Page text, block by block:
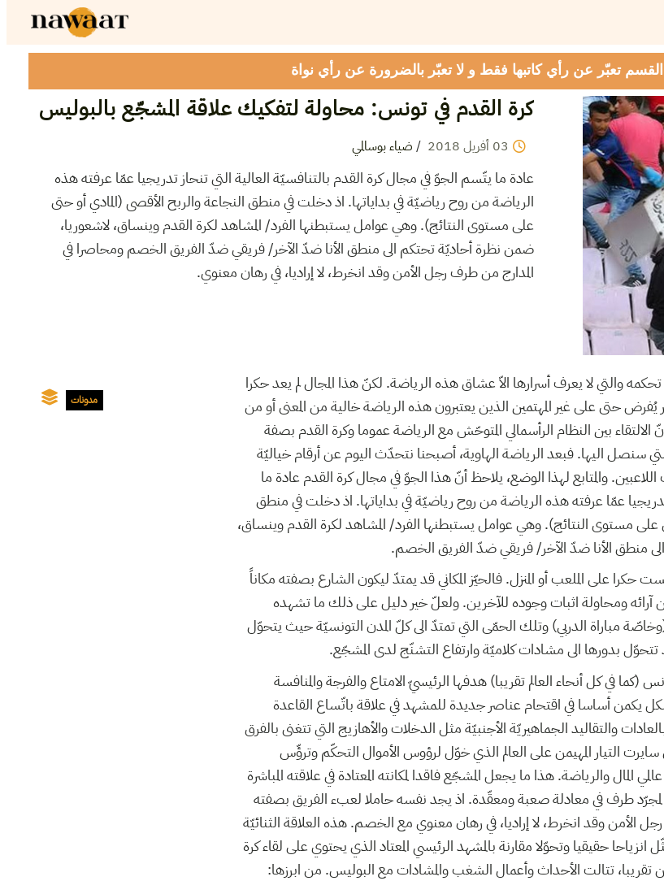
القسم تعبّر عن رأي كاتبها فقط و لا تعبّر بالضرورة عن رأي نواة
كرة القدم في تونس: محاولة لتفكيك علاقة المشجّع بالبوليس
03 أفريل 2018
/ ضياء بوسالمي
عادة ما يتّسم الجوّ في مجال كرة القدم بالتنافسيّة العالية التي تنحاز تدريجيا عمّا عرفته هذه
الرياضة من روح رياضيّة في بداياتها. اذ دخلت في منطق النجاعة والربح الأقصى (المادي أو حتى
على مستوى النتائج). وهي عوامل يستبطنها الفرد/ المشاهد لكرة القدم وينساق، لاشعوريا،
ضمن نظرة أحاديّة تحتكم الى منطق الأنا ضدّ الآخر/ فريقي ضدّ الفريق الخصم ومحاصرا في
المدارج من طرف رجل الأمن وقد انخرط، لا إراديا، في رهان معنوي.
مدونات
والتي لا يعرف أسرارها الاّ عشاق هذه الرياضة. لكنّ هذا المجال لم يعد حكرا
حتى على غير المهتمين الذين يعتبرون هذه الرياضة خالية من المعنى أو من
بين النظام الرأسمالي المتوحّش مع الرياضة عموما وكرة القدم بصفة
سنصل اليها. فبعد الرياضة الهاوية، أصبحنا نتحدّث اليوم عن أرقام خياليّة
والمتابع لهذا الوضع، يلاحظ أنّ هذا الجوّ في مجال كرة القدم عادة ما
تدريجيا عمّا عرفته هذه الرياضة من روح رياضيّة في بداياتها. اذ دخلت في منطق
على مستوى النتائج). وهي عوامل يستبطنها الفرد/ المشاهد لكرة القدم وينساق،
منطق الأنا ضدّ الآخر/ فريقي ضدّ الفريق الخصم.
حكرا على الملعب أو المنزل. فالحيّز المكاني قد يمتدّ ليكون الشارع بصفته مكاناً
آرائه ومحاولة اثبات وجوده للآخرين. ولعلّ خير دليل على ذلك ما تشهده
مباراة الدربي) وتلك الحمّى التي تمتدّ الى كلّ المدن التونسيّة حيث يتحوّل
بدورها الى مشادات كلاميّة وارتفاع التشنّج لدى المشجّع.
(كما في كل أنحاء العالم تقريبا) هدفها الرئيسيّ الامتاع والفرجة والمنافسة
يكمن أساسا في اقتحام عناصر جديدة للمشهد في علاقة باتّساع القاعدة
والتقاليد الجماهيريّة الأجنبيّة مثل الدخلات والأهازيج التي تتغنى بالفرق
التيار المهيمن على العالم الذي خوّل لرؤوس الأموال التحكّم وترؤّس
والرياضة. هذا ما يجعل المشجّع فاقدا لمكانته المعتادة في علاقته المباشرة
لمجرّد طرف في معادلة صعبة ومعقّدة. اذ يجد نفسه حاملا لعبء الفريق بصفته
الأمن وقد انخرط، لا إراديا، في رهان معنوي مع الخصم. هذه العلاقة الثنائيّة
حقيقيا وتحوّلا مقارنة بالمشهد الرئيسي المعتاد الذي يحتوي على لقاء كرة
تتالت الأحداث وأعمال الشغب والمشادات مع البوليس. من ابرزها: